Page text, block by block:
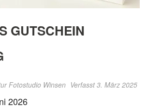
GUTSCHEIN
Fotostudio Winsen Verfasst 3. März 2025
2026